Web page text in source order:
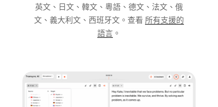
英文、日文、韓文、粵語、德文、法文、俄
文、義大利文、西班牙文。查看 所有支援的
語言。